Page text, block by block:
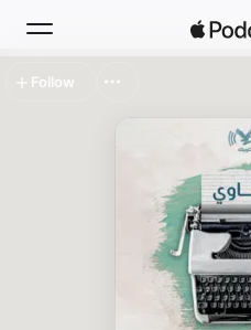
Follow